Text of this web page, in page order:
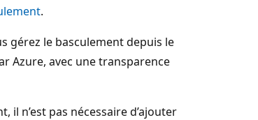
.
gérez le basculement depuis le
Azure, avec une transparence
il n’est pas nécessaire d’ajouter